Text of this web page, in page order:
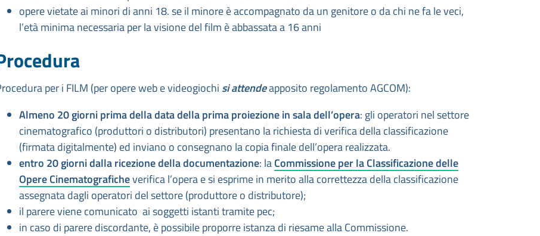
opere vietate ai minori di anni 18. se il minore è accompagnato da un genitore o da chi ne fa le veci,
l’età minima necessaria per la visione del film è abbassata a 16 anni
per i FILM (per opere web e videogiochi si attendeapposito regolamento AGCOM):
Almeno 20 giorni prima della data della prima proiezione in sala dell’opera: gli operatori nel settore
cinematografico (produttori o distributori) presentano la richiesta di verifica della classificazione
(firmata digitalmente) ed inviano o consegnano la copia finale dell’opera realizzata.
entro 20 giorni dalla ricezione della documentazione: laCommissione per la Classificazione delle
Opere Cinematograficheverifica l’opera e si esprime in merito alla correttezza della classificazione
assegnata dagli operatori del settore (produttore o distributore);
il parere viene comunicato ai soggetti istanti tramite pec;
in caso di parere discordante, è possibile proporre istanza di riesame alla Commissione.